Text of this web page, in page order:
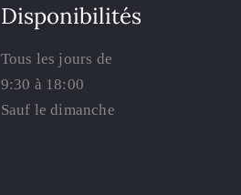
Disponibilités
Tous les jours de
9:30 à 18:00
Sauf le dimanche